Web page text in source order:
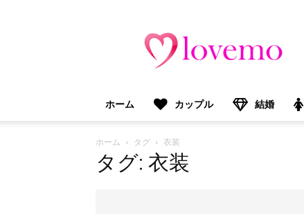
モ）：
プ
マ
マ
向
ホーム カップル 結婚
ホーム タグ 衣装
タグ: 衣装